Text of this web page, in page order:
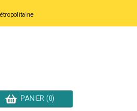
PANIER (0)